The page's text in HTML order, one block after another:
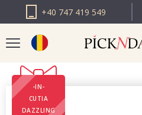
+40 747 419 549
PICK N DAZZLE
BULGARIA
-IN-
CUTIA
DAZZLING